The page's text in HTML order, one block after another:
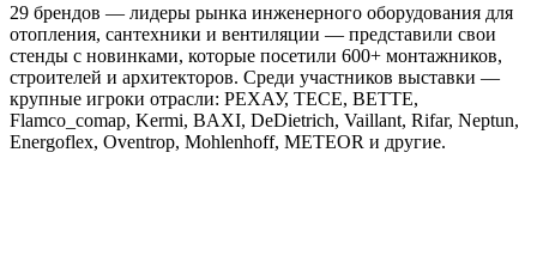
29 брендов — лидеры рынка инженерного оборудования для
отопления, сантехники и вентиляции — представили свои
стенды с новинками, которые посетили 600+ монтажников,
строителей и архитекторов. Среди участников выставки —
крупные игроки отрасли: РЕХАУ, TECE, BETTE,
Flamco_comap, Kermi, BAXI, DeDietrich, Vaillant, Rifar, Neptun,
Energoflex, Oventrop, Mohlenhoff, METEOR и другие.